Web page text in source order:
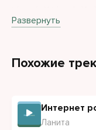
全部都在向前冲。
走不停歇，节奏轻
前冲。 向前冲，向
前冲，向前冲，慢
Развернуть
Похожие
Интернет
Ланита